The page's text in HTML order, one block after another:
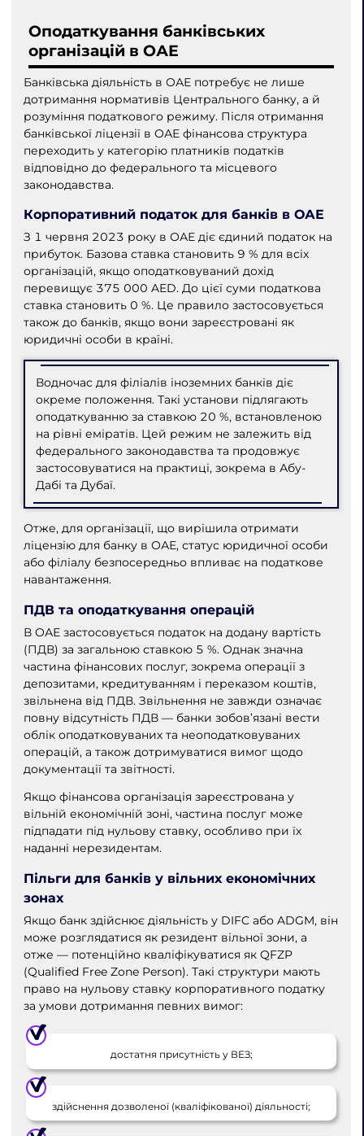
Оподаткування банківських
організацій в ОАЕ
Банківська діяльність в ОАЕ потребує не лише
дотримання нормативів Центрального банку, а й
розуміння податкового режиму. Після отримання
банківської ліцензії в ОАЕ фінансова структура
переходить у категорію платників податків
відповідно до федерального та місцевого
законодавства.
Корпоративний податок для банків в ОАЕ
З 1 червня 2023 року в ОАЕ діє єдиний податок на
прибуток. Базова ставка становить 9 % для всіх
організацій, якщо оподатковуваний дохід
перевищує 375 000 AED. До цієї суми податкова
ставка становить 0 %. Це правило застосовується
також до банків, якщо вони зареєстровані як
юридичні особи в країні.
Водночас для філіалів іноземних банків діє
окреме положення. Такі установи підлягають
оподаткуванню за ставкою 20 %, встановленою
на рівні еміратів. Цей режим не залежить від
федерального законодавства та продовжує
застосовуватися на практиці, зокрема в Абу-
Дабі та Дубаї.
Отже, для організації, що вирішила отримати
ліцензію для банку в ОАЕ, статус юридичної особи
або філіалу безпосередньо впливає на податкове
навантаження.
ПДВ та оподаткування операцій
В ОАЕ застосовується податок на додану вартість
(ПДВ) за загальною ставкою 5 %. Однак значна
частина фінансових послуг, зокрема операції з
депозитами, кредитуванням і переказом коштів,
звільнена від ПДВ. Звільнення не завжди означає
повну відсутність ПДВ — банки зобов’язані вести
облік оподатковуваних та неоподатковуваних
операцій, а також дотримуватися вимог щодо
документації та звітності.
Якщо фінансова організація зареєстрована у
вільній економічній зоні, частина послуг може
підпадати під нульову ставку, особливо при їх
наданні нерезидентам.
Пільги для банків у вільних економічних
зонах
Якщо банк здійснює діяльність у DIFC або ADGM, він
може розглядатися як резидент вільної зони, а
отже — потенційно кваліфікуватися як QFZP
(Qualified Free Zone Person). Такі структури мають
право на нульову ставку корпоративного податку
за умови дотримання певних вимог:
достатня присутність у ВЕЗ;
здійснення дозволеної (кваліфікованої) діяльності;